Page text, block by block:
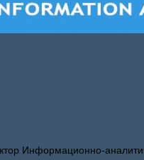
Информационно-